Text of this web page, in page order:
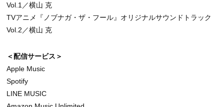
Vol.1／横山 克
TVアニメ『ノブナガ・ザ・フール』オリジナルサウンドトラック
Vol.2／横山 克
＜配信サービス＞
Apple Music
Spotify
LINE MUSIC